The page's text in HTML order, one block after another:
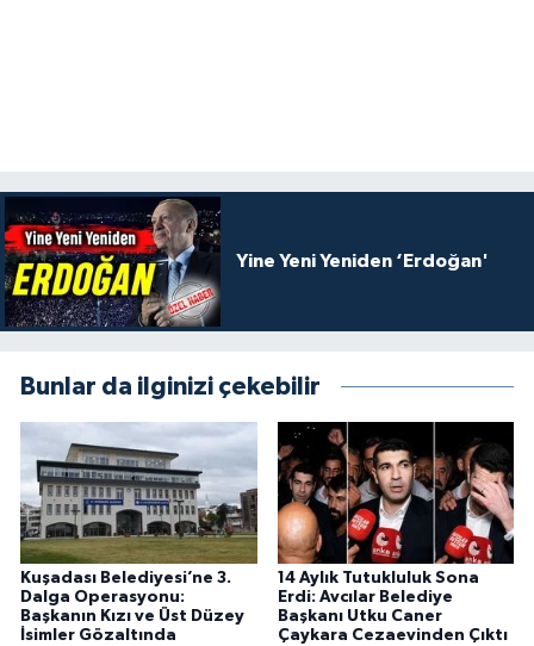
Yine Yeni Yeniden ‘Erdoğan'
Bunlar da ilginizi çekebilir
Kuşadası Belediyesi’ne 3.
Dalga Operasyonu:
Başkanın Kızı ve Üst Düzey
İsimler Gözaltında
14 Aylık Tutukluluk Sona
Erdi: Avcılar Belediye
Başkanı Utku Caner
Çaykara Cezaevinden Çıktı